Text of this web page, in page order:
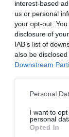
interest-based
us or personal
your opt-out.
disclosure of
IAB’s list of
also be
Downstream
Personal
I want to
personal
Opted In